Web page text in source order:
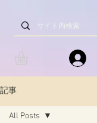
記事
All Posts